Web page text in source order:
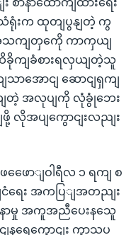
ရုံးက ထုတျပွနျတဲ့ ကွ
အသကျတှကေို ကာကှယျ
းထိခိုကျခံစားရလှယျတဲ့သူ
ာအောငျ ဆောငျရှကျ
တဲ့ အလုပျကို လုံခွုံဘေး
ဖို့ လိုအပျကွောငျးလညျး
ေောျဝါရီလ ၁ ရကျ စ
ငံရေး အကပြျအတညျး
ာနာမှု အကူအညီပေးနသေူ
နရေကွောငျး ကွာသပ